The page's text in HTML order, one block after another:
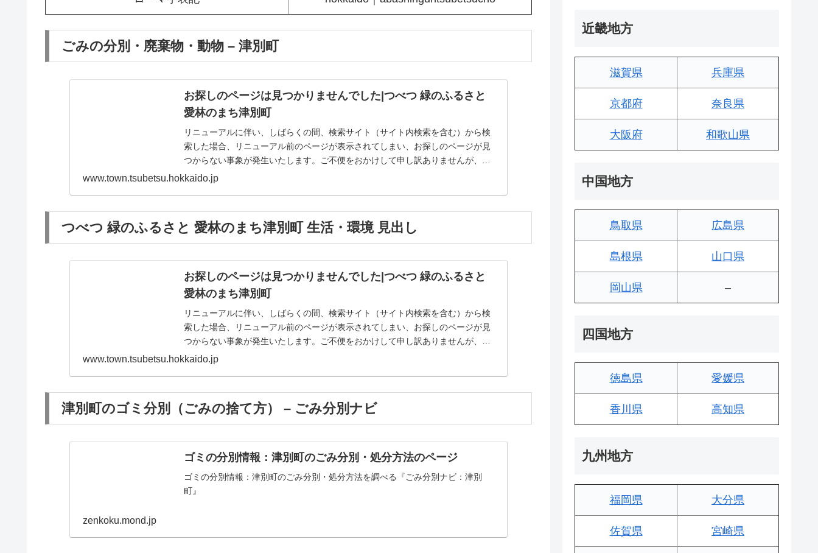
ごみの分別・廃棄物・動物 – 津別町
お探しのページは見つかりませんでした|つべつ 緑のふるさと
愛林のまち津別町
リニューアルに伴い、しばらくの間、検索サイト（サイト内検索を含む）から検
索した場合、リニューアル前のページが表示されてしまい、お探しのページが見
つからない事象が発生いたします。ご不便をおかけして申し訳ありませんが、以
下のリンクからトップペー...
www.town.tsubetsu.hokkaido.jp
つべつ 緑のふるさと 愛林のまち津別町 生活・環境 見出し
お探しのページは見つかりませんでした|つべつ 緑のふるさと
愛林のまち津別町
リニューアルに伴い、しばらくの間、検索サイト（サイト内検索を含む）から検
索した場合、リニューアル前のページが表示されてしまい、お探しのページが見
つからない事象が発生いたします。ご不便をおかけして申し訳ありませんが、以
下のリンクからトップペー...
www.town.tsubetsu.hokkaido.jp
津別町のゴミ分別（ごみの捨て方） – ごみ分別ナビ
ゴミの分別情報：津別町のごみ分別・処分方法のページ
ゴミの分別情報：津別町のごみ分別・処分方法を調べる『ごみ分別ナビ：津別
町』
zenkoku.mond.jp
近畿地方
滋賀県 兵庫県
京都府 奈良県
大阪府 和歌山県
中国地方
鳥取県 広島県
島根県 山口県
岡山県 –
四国地方
徳島県 愛媛県
香川県 高知県
九州地方
福岡県 大分県
佐賀県 宮崎県